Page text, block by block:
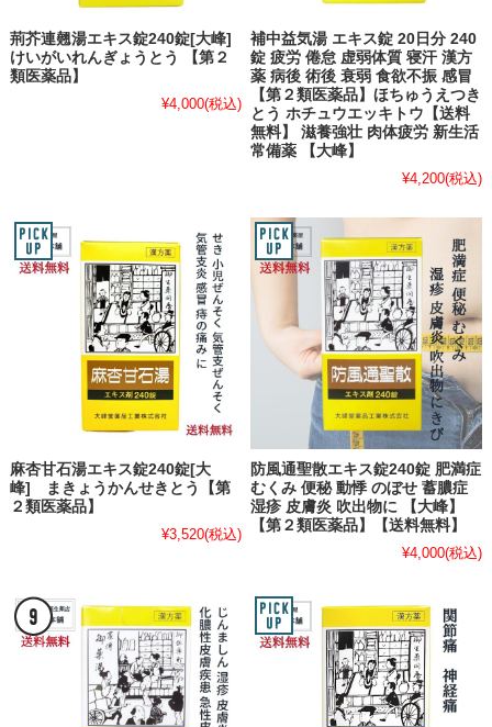
荊芥連翹湯エキス錠240錠[大峰]
けいがいれんぎょうとう 【第２
類医薬品】
¥4,000(税込)
補中益気湯 エキス錠 20日分 240
錠 疲労 倦怠 虚弱体質 寝汗 漢方
薬 病後 術後 衰弱 食欲不振 感冒
【第２類医薬品】ほちゅうえつき
とう ホチュウエッキトウ【送料
無料】 滋養強壮 肉体疲労 新生活
常備薬 【大峰】
¥4,200(税込)
麻杏甘石湯エキス錠240錠[大
峰] まきょうかんせきとう【第
２類医薬品】
¥3,520(税込)
防風通聖散エキス錠240錠 肥満症
むくみ 便秘 動悸 のぼせ 蓄膿症
湿疹 皮膚炎 吹出物に 【大峰】
【第２類医薬品】【送料無料】
¥4,000(税込)